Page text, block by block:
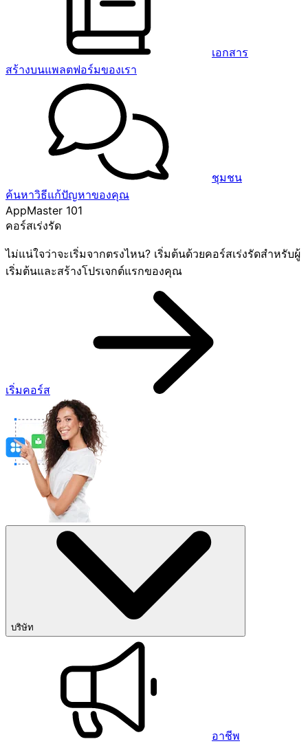
เอกสาร
สร้างบนแพลตฟอร์มของเรา
ชุมชน
ค้นหาวิธีแก้ปัญหาของคุณ
AppMaster 101
คอร์สเร่งรัด
ไม่แน่ใจว่าจะเริ่มจากตรงไหน? เริ่มต้นด้วยคอร์สเร่งรัดสำหรับผู้
เริ่มต้นและสร้างโปรเจกต์แรกของคุณ
เริ่มคอร์ส
บริษัท
อาชีพ